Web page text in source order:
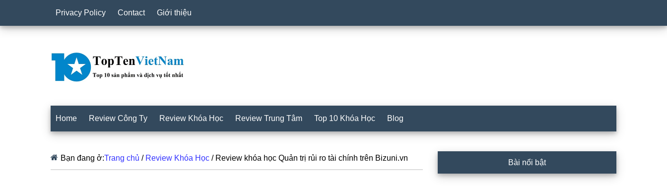
Privacy Policy Contact Giới thiệu
Home Review Công Ty Review Khóa Học Review Trung Tâm Top 10 Khóa Học Blog
Bạn đang ở:Trang chủ / Review Khóa Học /Review khóa học Quản trị rủi ro tài chính trên Bizuni.vn
chính
Bài nổi bật